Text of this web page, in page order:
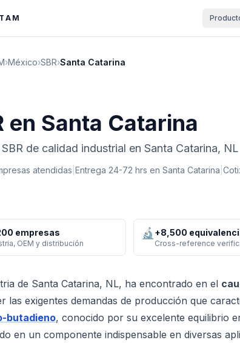
›México›SBR›Santa Catarina
en Santa Catarina
de calidad industrial en Santa Catarina, NL
atendidas Entrega 24-72 hrs en Santa Catarina
empresas
OEM y distribución
🔬 +8,500
Cross-reference
de Santa Catarina, NL, ha encontrado en el
las exigentes demandas de producción que
butadieno, conocido por su excelente equilibrio
en un componente indispensable en diversas